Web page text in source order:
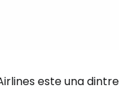
este una dintre